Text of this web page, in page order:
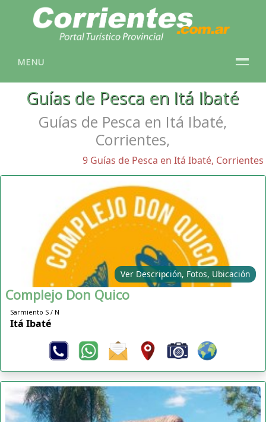
MENU
Guías de Pesca en Itá Ibaté
Guías de Pesca en Itá Ibaté,
Corrientes,
9 Guías de Pesca en Itá Ibaté, Corrientes
Ver Descripción, Fotos, Ubicación
Complejo Don Quico
Sarmiento S / N
Itá Ibaté